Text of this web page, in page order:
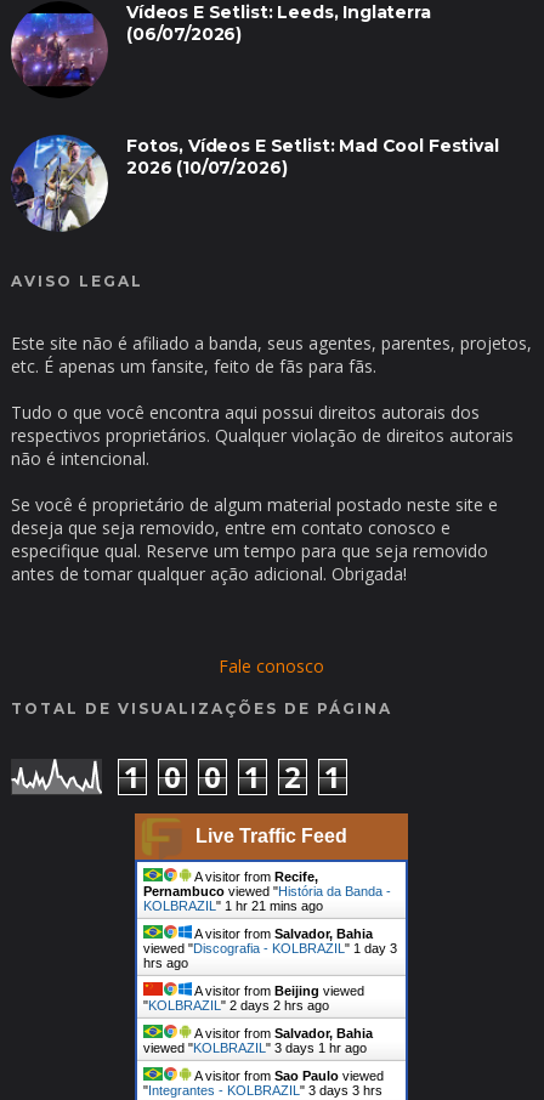
Vídeos E Setlist: Leeds, Inglaterra
(06/07/2026)
Fotos, Vídeos E Setlist: Mad Cool Festival
2026 (10/07/2026)
AVISO LEGAL
Este site não é afiliado a banda, seus agentes, parentes, projetos,
etc. É apenas um fansite, feito de fãs para fãs.
Tudo o que você encontra aqui possui direitos autorais dos
respectivos proprietários. Qualquer violação de direitos autorais
não é intencional.
Se você é proprietário de algum material postado neste site e
deseja que seja removido, entre em contato conosco e
especifique qual. Reserve um tempo para que seja removido
antes de tomar qualquer ação adicional. Obrigada!
Fale conosco
TOTAL DE VISUALIZAÇÕES DE PÁGINA
1 0 0 1 2 1
Live Traffic Feed
A visitor fromRecife,
Pernambuco viewed "História da Banda -
KOLBRAZIL" 1 hr 21 mins ago
A visitor fromSalvador, Bahia
viewed "Discografia - KOLBRAZIL" 1 day 3
hrs ago
A visitor fromBeijing viewed
"KOLBRAZIL"2 days 2 hrs ago
A visitor fromSalvador, Bahia
viewed "KOLBRAZIL"3 days 1 hr ago
A visitor fromSao Paulo viewed
"Integrantes - KOLBRAZIL"3 days 3 hrs